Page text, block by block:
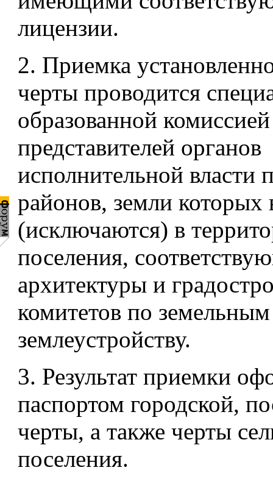
лицензии.
2. Приемка
черты проводится
образованной комиссией
представителей органов
исполнительной власти
районов, земли которых
(исключаются) в
поселения,
архитектуры и
комитетов по
землеустройству.
3. Результат приемки
паспортом городской,
черты, а также черты
поселения.